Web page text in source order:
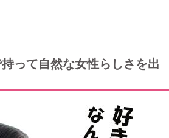
って自然な女性らしさを出